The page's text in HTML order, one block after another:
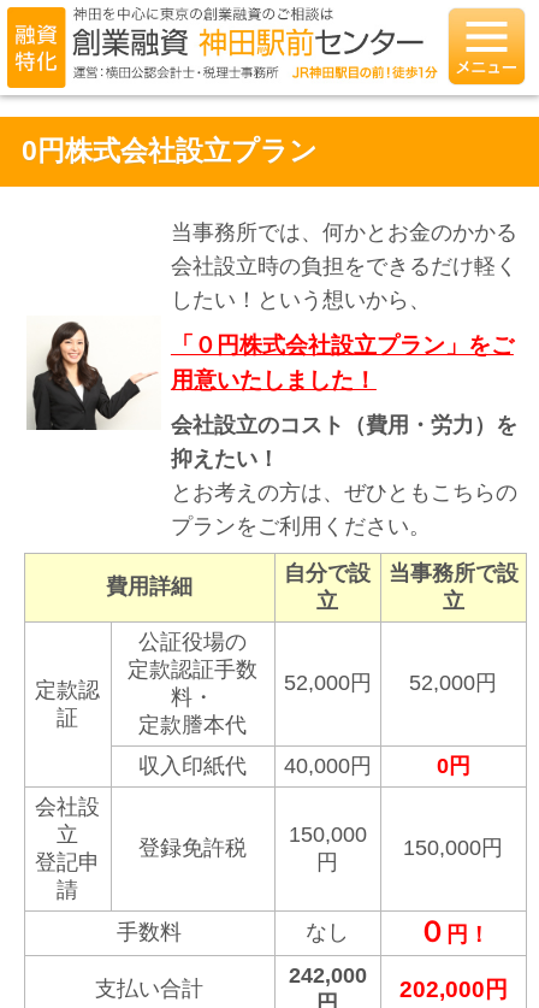
0円株式会社設立プラン
当事務所では、何かとお金のかかる
会社設立時の負担をできるだけ軽く
したい！という想いから、
「０円株式会社設立プラン」をご
用意いたしました！
会社設立のコスト（費用・労力）を
抑えたい！
とお考えの方は、ぜひともこちらの
プランをご利用ください。
費用詳細
自分で設
立
当事務所で設
立
定款認
証
公証役場の
定款認証手数
料・
定款謄本代
52,000円 52,000円
収入印紙代 40,000円
0円
会社設
立
登記申
請
登録免許税
150,000
円
150,000円
手数料 なし ０ 円！
支払い合計
242,000
202,000円